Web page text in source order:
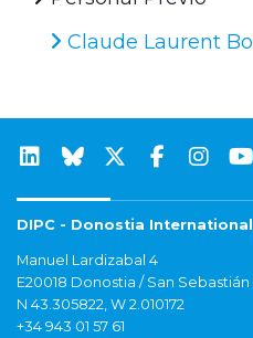
Claude Laurent
DIPC - Donostia
Manuel Lardizabal 4
E20018 Donostia / San Sebastián
N 43.305822, W 2.010172
+34 943 01 57 61